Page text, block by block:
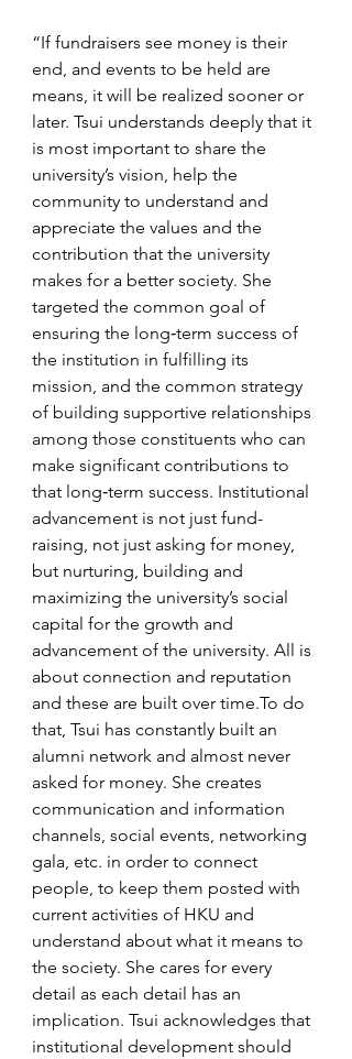
“If fundraisers see money is their
end, and events to be held are
means, it will be realized sooner or
later. Tsui understands deeply that it
is most important to share the
university’s vision, help the
community to understand and
appreciate the values and the
contribution that the university
makes for a better society. She
targeted the common goal of
ensuring the long‐term success of
the institution in fulfilling its
mission, and the common strategy
of building supportive relationships
among those constituents who can
make significant contributions to
that long‐term success. Institutional
advancement is not just fund-
raising, not just asking for money,
but nurturing, building and
maximizing the university’s social
capital for the growth and
advancement of the university. All is
about connection and reputation
and these are built over time.To do
that, Tsui has constantly built an
alumni network and almost never
asked for money. She creates
communication and information
channels, social events, networking
gala, etc. in order to connect
people, to keep them posted with
current activities of HKU and
understand about what it means to
the society. She cares for every
detail as each detail has an
implication. Tsui acknowledges that
institutional development should